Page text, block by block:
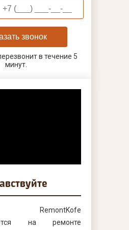
звонок
в течение 5
минут.
RemontKofe
на ремонте